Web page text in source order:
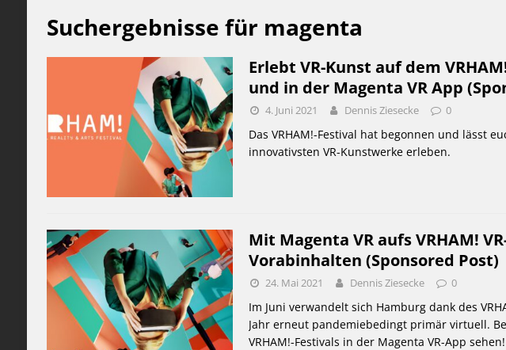
Suchergebnisse für magenta
Erlebt VR-Kunst auf dem
und in der Magenta VR App
4. Juni 2021 Dennis Ziesecke 0
Das VRHAM!-Festival hat begonnen und lässt
innovativsten VR-Kunstwerke erleben.
Mit Magenta VR aufs VRHAM!
Vorabinhalten (Sponsored Post)
24. Mai 2021 Dennis Ziesecke 0
Im Juni verwandelt sich Hamburg dank des
Jahr erneut pandemiebedingt primär virtuell.
VRHAM!-Festivals in der Magenta VR-App sehen!